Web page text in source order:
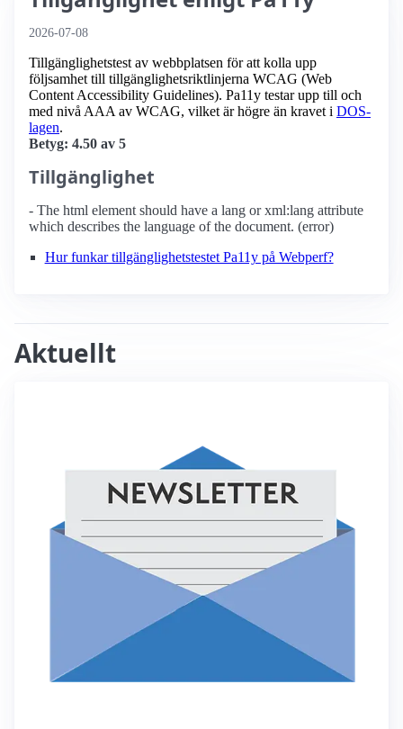
2026-07-08
Tillgänglighetstest av webbplatsen för att kolla upp
följsamhet till tillgänglighets­riktlinjerna WCAG (Web
Content Accessibility Guidelines). Pa11y testar upp till och
med nivå AAA av WCAG, vilket är högre än kravet i DOS-
lagen.
Betyg: 4.50 av 5
Tillgänglighet
- The html element should have a lang or xml:lang attribute
which describes the language of the document. (error)
Hur funkar tillgänglighetstestet Pa11y på Webperf?
Aktuellt